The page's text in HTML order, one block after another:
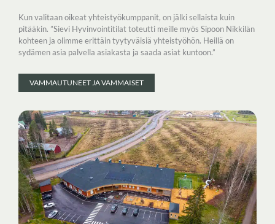
Kun valitaan oikeat yhteistyökumppanit, on jälki sellaista kuin
pitääkin. ”Sievi Hyvinvointitilat toteutti meille myös Sipoon Nikkilän
kohteen ja olimme erittäin tyytyväisiä yhteistyöhön. Heillä on
sydämen asia palvella asiakasta ja saada asiat kuntoon.”
VAMMAUTUNEET JA VAMMAISET